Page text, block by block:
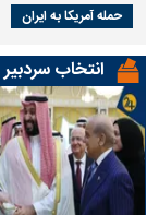
حمله آمریکا به ایران
انتخاب سردبیر